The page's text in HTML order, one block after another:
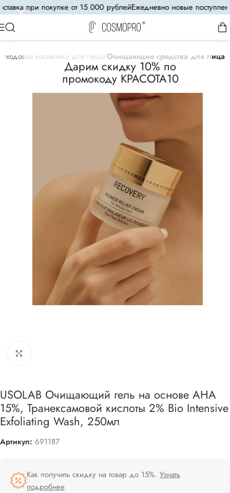
Дарим скидку 10% по
промокоду КРАСОТА10
при покупке от 15 000 рублейЕжедневно новые поступления
косметика для лица Очищающие средства для лица
USOLAB Очищающий гель на основе АНА
15%, Транексамовой кислоты 2% Bio Intensive
Exfoliating Wash, 250мл
Артикул: 691187
Как получить скидку на товар до 15%. Узнать
подробнее